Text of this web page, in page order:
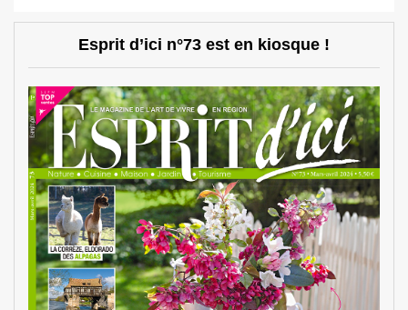
Esprit d’ici n°73 est en kiosque !